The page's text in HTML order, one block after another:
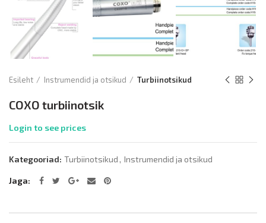
Esileht Instrumendid ja otsikud Turbiinotsikud
COXO turbiinotsik
Login to see prices
Kategooriad: Turbiinotsikud , Instrumendid ja otsikud
Jaga